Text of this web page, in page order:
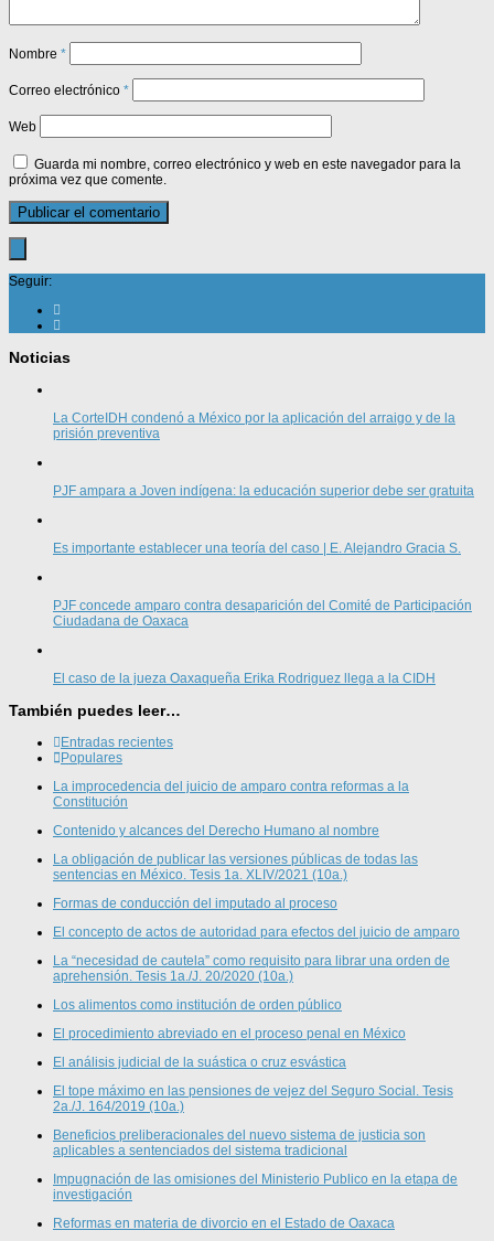
Nombre *
Correo electrónico *
Web
Guarda mi nombre, correo electrónico y web en este navegador para la
próxima vez que comente.
Seguir:
Noticias
La CorteIDH condenó a México por la aplicación del arraigo y de la
prisión preventiva
PJF ampara a Joven indígena: la educación superior debe ser gratuita
Es importante establecer una teoría del caso | E. Alejandro Gracia S.
PJF concede amparo contra desaparición del Comité de Participación
Ciudadana de Oaxaca
El caso de la jueza Oaxaqueña Erika Rodriguez llega a la CIDH
También puedes leer…
Entradas recientes
Populares
La improcedencia del juicio de amparo contra reformas a la
Constitución
Contenido y alcances del Derecho Humano al nombre
La obligación de publicar las versiones públicas de todas las
sentencias en México. Tesis 1a. XLIV/2021 (10a.)
Formas de conducción del imputado al proceso
El concepto de actos de autoridad para efectos del juicio de amparo
La “necesidad de cautela” como requisito para librar una orden de
aprehensión. Tesis 1a./J. 20/2020 (10a.)
Los alimentos como institución de orden público
El procedimiento abreviado en el proceso penal en México
El análisis judicial de la suástica o cruz esvástica
El tope máximo en las pensiones de vejez del Seguro Social. Tesis
2a./J. 164/2019 (10a.)
Beneficios preliberacionales del nuevo sistema de justicia son
aplicables a sentenciados del sistema tradicional
Impugnación de las omisiones del Ministerio Publico en la etapa de
investigación
Reformas en materia de divorcio en el Estado de Oaxaca